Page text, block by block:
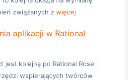
związanych zwięcej
aplikacji w Rational
jest kolejną po Rational Rose i
wspierających twórców